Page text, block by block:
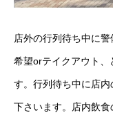
店外の行列待ち中に
希望orテイクアウト、
す。行列待ち中に店
下さいます。店内飲